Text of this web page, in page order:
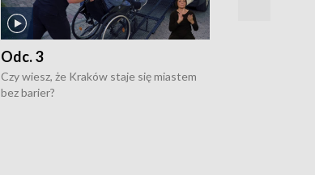
Odc. 3
Czy wiesz, że Kraków staje się miastem
bez barier?